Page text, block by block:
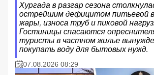
Хургада в разгар сезона
острейшим дефицитом питьевой
жары, износа труб и пиковой
Гостиницы спасаются
туристы в частном жилье
покупать воду для бытовых нужд.
07.08.2026 08:29